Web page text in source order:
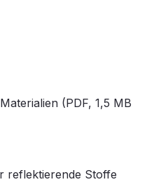
(PDF, 1,5 MB
reflektierende Stoffe